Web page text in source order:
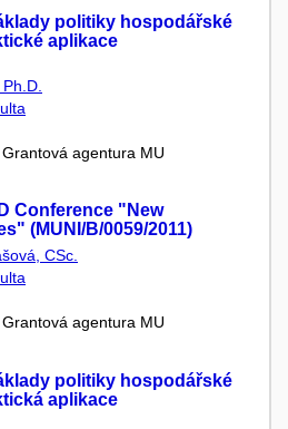
politiky hospodářské
aplikace
agentura MU
Conference "New
(MUNI/B/0059/2011)
CSc.
agentura MU
politiky hospodářské
aplikace